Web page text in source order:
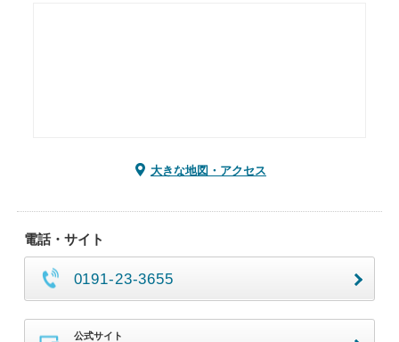
大きな地図・アクセス
電話・サイト
0191-23-3655
公式サイト